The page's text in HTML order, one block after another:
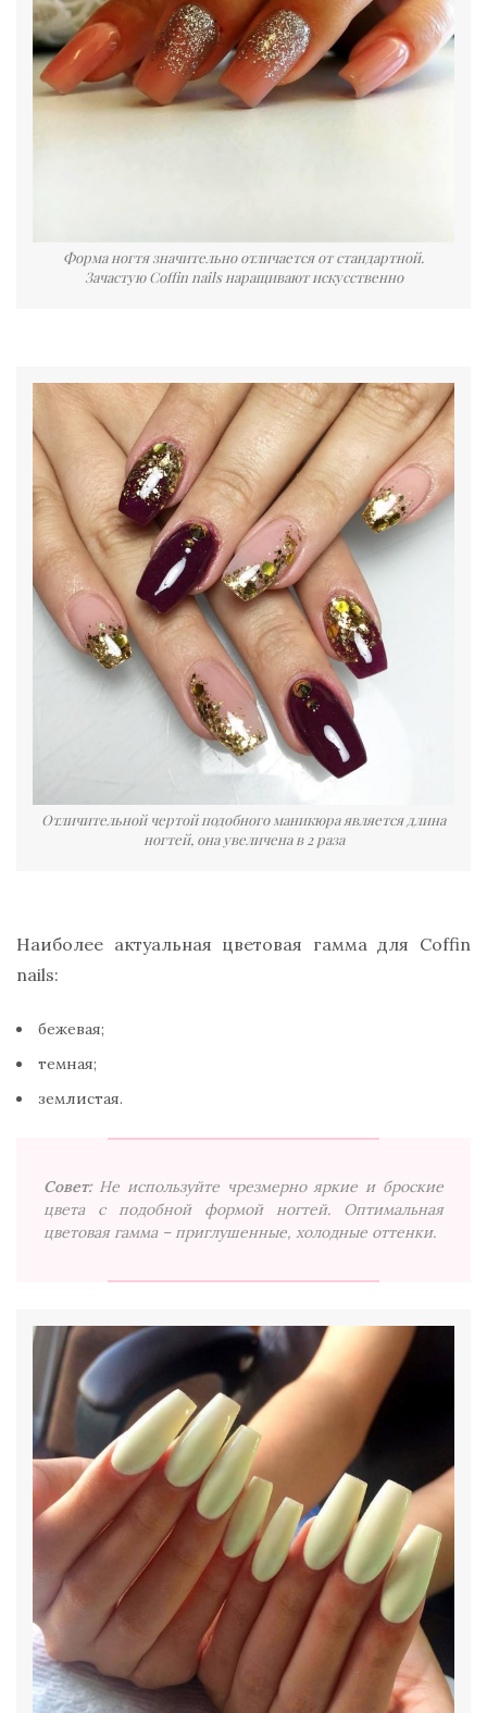
Форма ногтя значительно отличается от стандартной.
Зачастую Coffin nails наращивают искусственно
Отличительной чертой подобного маникюра является длина
ногтей, она увеличена в 2 раза
Наиболее актуальная цветовая гамма для Coffin
nails:
бежевая;
темная;
землистая.
Совет: Не используйте чрезмерно яркие и броские
цвета с подобной формой ногтей. Оптимальная
цветовая гамма – приглушенные, холодные оттенки.